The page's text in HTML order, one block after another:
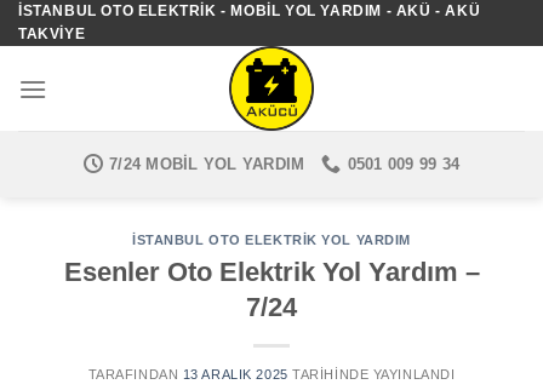
İçeriğe
atla
İSTANBUL OTO ELEKTRIK - MOBIL YOL YARDIM - AKÜ - AKÜ
TAKVIYE
7/24 MOBIL YOL YARDIM 0501 009 99 34
İSTANBUL OTO ELEKTRIK YOL YARDIM
Esenler Oto Elektrik Yol Yardım –
7/24
TARAFINDAN 13 ARALIK 2025 TARIHINDE YAYINLANDI